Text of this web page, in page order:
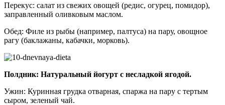
Перекус: салат из свежих овощей (редис, огурец, помидор),
заправленный оливковым маслом.
Обед: Филе из рыбы (например, палтуса) на пару, овощное
рагу (баклажаны, кабачки, морковь).
Полдник: Натуральный йогурт с несладкой ягодой.
Ужин: Куринная грудка отварная, спаржа на пару с тертым
сыром, зеленый чай.